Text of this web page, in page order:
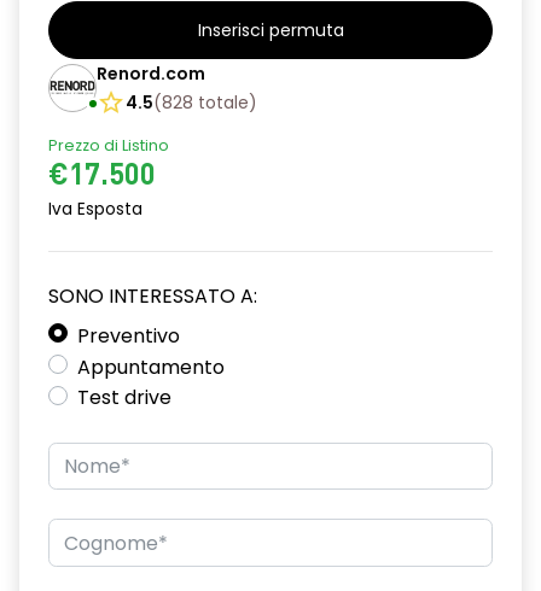
Alzacristalli elettrici posteriori
Barre tetto modulari nere
Bracciolo anteriore con vano portaoggetti
Chiave pieghevole a 3 pulsanti
Distance warning avviso distanza di sicurezza
Driver display con schermo TFT da 3,5''
Eco Mode
compatibile 2G/3G o 4G/5G in base al veicolo
Firma luminosa pixelata con fari full LED
HARM03
Inserisci permuta
Renord.com
4.5(828 totale)
Prezzo di Listino
€17.500
Iva Esposta
SONO INTERESSATO A:
Preventivo
Appuntamento
Test drive